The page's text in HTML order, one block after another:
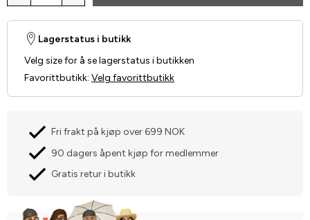
Lagerstatus i butikk
Velg size for å se lagerstatus i butikken
Favorittbutikk: Velg favorittbutikk
Fri frakt på kjøp over 699 NOK
90 dagers åpent kjøp for medlemmer
Gratis retur i butikk